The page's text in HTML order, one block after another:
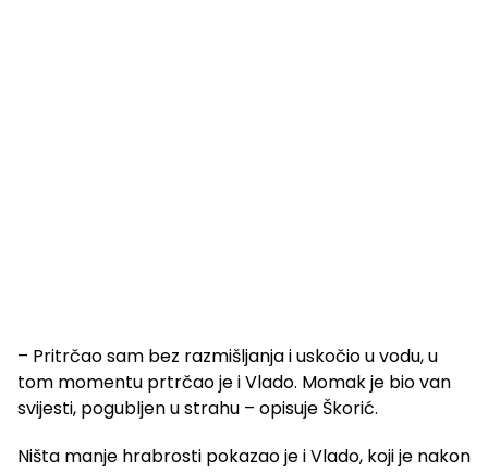
– Pritrčao sam bez razmišljanja i uskočio u vodu, u
tom momentu prtrčao je i Vlado. Momak je bio van
svijesti, pogubljen u strahu – opisuje Škorić.
Ništa manje hrabrosti pokazao je i Vlado, koji je nakon